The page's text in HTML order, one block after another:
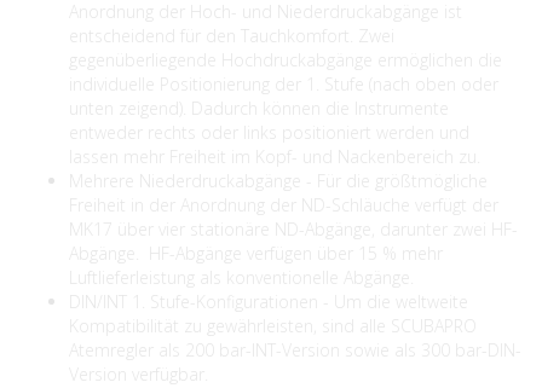
Anordnung der Hoch- und Niederdruckabgänge ist
entscheidend für den Tauchkomfort. Zwei
gegenüberliegende Hochdruckabgänge ermöglichen die
individuelle Positionierung der 1. Stufe (nach oben oder
unten zeigend). Dadurch können die Instrumente
entweder rechts oder links positioniert werden und
lassen mehr Freiheit im Kopf- und Nackenbereich zu.
Mehrere Niederdruckabgänge - Für die größtmögliche
Freiheit in der Anordnung der ND-Schläuche verfügt der
MK17 über vier stationäre ND-Abgänge, darunter zwei HF-
Abgänge. HF-Abgänge verfügen über 15 % mehr
Luftlieferleistung als konventionelle Abgänge.
DIN/INT 1. Stufe-Konfigurationen - Um die weltweite
Kompatibilität zu gewährleisten, sind alle SCUBAPRO
Atemregler als 200 bar-INT-Version sowie als 300 bar-DIN-
Version verfügbar.